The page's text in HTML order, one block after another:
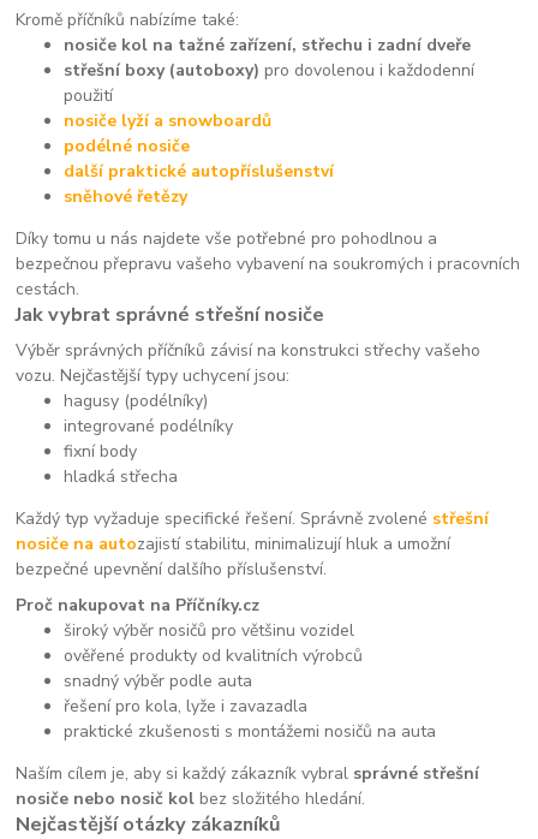
Kromě příčníků nabízíme také:
nosiče kol na tažné zařízení, střechu i zadní dveře
střešní boxy (autoboxy) pro dovolenou i každodenní
použití
nosiče lyží a snowboardů
podélné nosiče
další praktické autopříslušenství
sněhové řetězy
Díky tomu u nás najdete vše potřebné pro pohodlnou a
bezpečnou přepravu vašeho vybavení na soukromých i pracovních
cestách.
Jak vybrat správné střešní nosiče
Výběr správných příčníků závisí na konstrukci střechy vašeho
vozu. Nejčastější typy uchycení jsou:
hagusy (podélníky)
integrované podélníky
fixní body
hladká střecha
Každý typ vyžaduje specifické řešení. Správně zvolené střešní
nosiče na autozajistí stabilitu, minimalizují hluk a umožní
bezpečné upevnění dalšího příslušenství.
Proč nakupovat na Příčníky.cz
široký výběr nosičů pro většinu vozidel
ověřené produkty od kvalitních výrobců
snadný výběr podle auta
řešení pro kola, lyže i zavazadla
praktické zkušenosti s montážemi nosičů na auta
Naším cílem je, aby si každý zákazník vybral správné střešní
nosiče nebo nosič kol bez složitého hledání.
Nejčastější otázky zákazníků